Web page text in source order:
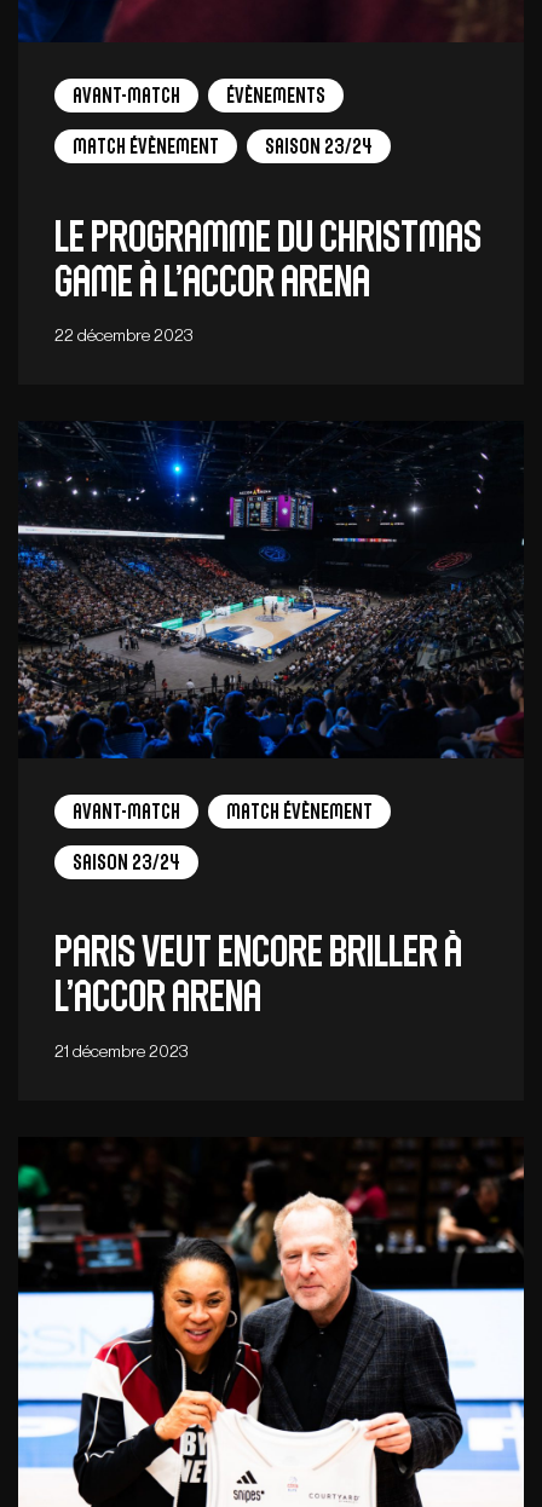
Avant-Match Évènements
Match Évènement Saison 23/24
Le programme du Christmas
Game à l’Accor Arena
22 décembre 2023
Avant-Match Match Évènement
Saison 23/24
Paris veut encore briller à
l’Accor Arena
21 décembre 2023